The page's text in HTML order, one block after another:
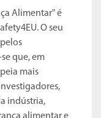
Alimentar" é
O seu
que, em
mais
indústria,